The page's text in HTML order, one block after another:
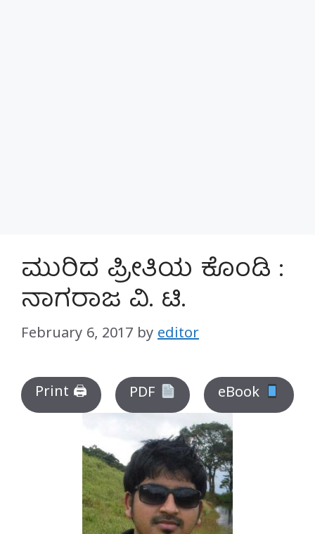
ಮುರಿದ ಪ್ರೀತಿಯ ಕೊಂಡಿ :
ನಾಗರಾಜ ವಿ. ಟಿ.
February 6, 2017 by editor
Print 🖨 PDF eBook